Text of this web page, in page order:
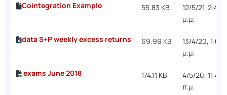
Cointegration Example 55.83 KB
12/5/21, 2:43
μ.μ.
data S+P weekly excess returns 69.99 KB
13/4/20, 1:05
μ.μ.
exams June 2018 174.11 KB
4/5/20, 11:41
π.μ.